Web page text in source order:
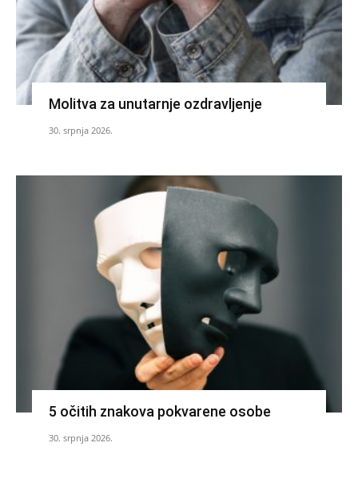
Molitva za unutarnje ozdravljenje
30. srpnja 2026.
5 očitih znakova pokvarene osobe
30. srpnja 2026.